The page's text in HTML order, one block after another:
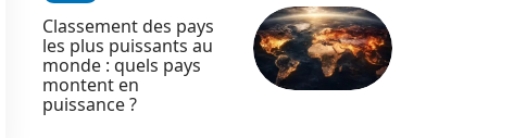
Classement des pays
les plus puissants au
monde : quels pays
montent en
puissance ?